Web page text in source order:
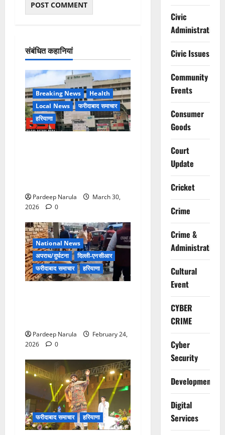
संबंधित कहानियां
Breaking News
Health
Local News
फरीदाबाद समाचार
हरियाणा
Pardeep Narula
March 30,
2026
0
National News
अपराध/दुर्घटना
दिल्ली-एनसीआर
फरीदाबाद समाचार
हरियाणा
Pardeep Narula
February 24,
2026
0
फरीदाबाद समाचार हरियाणा
Civic
Administration
Civic Issues
Community
Events
Consumer
Goods
Court
Update
Cricket
Crime
Crime &
Administration
Cultural
Event
CYBER
CRIME
Cyber
Security
Development
Digital
Services